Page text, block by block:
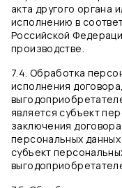
акта другого органа
исполнению в
Российской
производстве.
7.4. Обработка
исполнения
является субъект
заключения
персональных
субъект